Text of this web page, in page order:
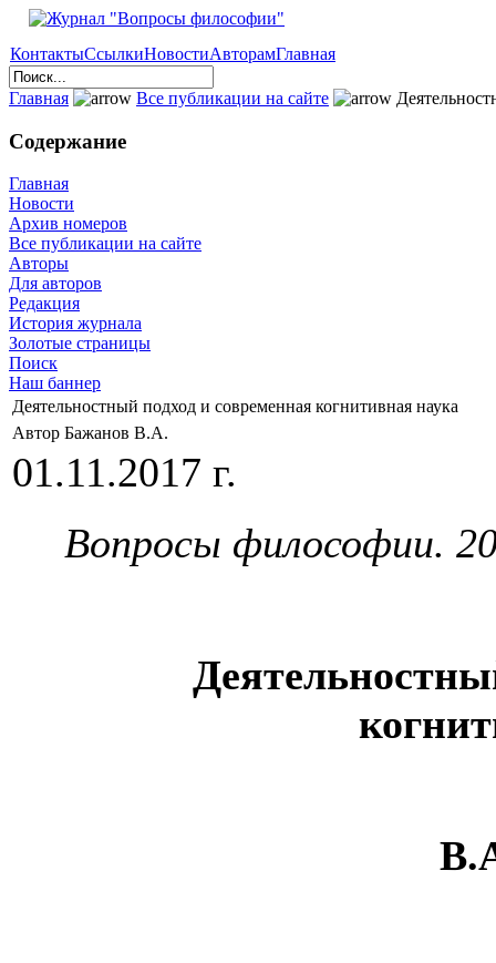
КонтактыСсылкиНовостиАвторамГлавная
Главная Все публикации на сайте
Содержание
Главная
Новости
Архив номеров
Все публикации на сайте
Авторы
Для авторов
Редакция
История журнала
Золотые страницы
Поиск
Наш баннер
Деятельностный подход и современная когнитивная наука
Автор Бажанов В.А.
01.11.2017 г.
Вопросы философии.